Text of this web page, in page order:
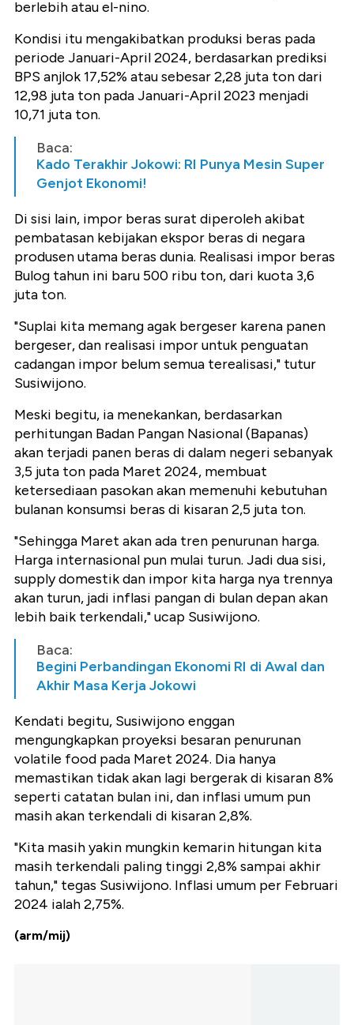
berlebih atau el-nino.
Kondisi itu mengakibatkan produksi beras pada
periode Januari-April 2024, berdasarkan prediksi
BPS anjlok 17,52% atau sebesar 2,28 juta ton dari
12,98 juta ton pada Januari-April 2023 menjadi
10,71 juta ton.
Baca:
Kado Terakhir Jokowi: RI Punya Mesin Super
Genjot Ekonomi!
Di sisi lain, impor beras surat diperoleh akibat
pembatasan kebijakan ekspor beras di negara
produsen utama beras dunia. Realisasi impor beras
Bulog tahun ini baru 500 ribu ton, dari kuota 3,6
juta ton.
"Suplai kita memang agak bergeser karena panen
bergeser, dan realisasi impor untuk penguatan
cadangan impor belum semua terealisasi," tutur
Susiwijono.
Meski begitu, ia menekankan, berdasarkan
perhitungan Badan Pangan Nasional (Bapanas)
akan terjadi panen beras di dalam negeri sebanyak
3,5 juta ton pada Maret 2024, membuat
ketersediaan pasokan akan memenuhi kebutuhan
bulanan konsumsi beras di kisaran 2,5 juta ton.
"Sehingga Maret akan ada tren penurunan harga.
Harga internasional pun mulai turun. Jadi dua sisi,
supply domestik dan impor kita harga nya trennya
akan turun, jadi inflasi pangan di bulan depan akan
lebih baik terkendali," ucap Susiwijono.
Baca:
Begini Perbandingan Ekonomi RI di Awal dan
Akhir Masa Kerja Jokowi
Kendati begitu, Susiwijono enggan
mengungkapkan proyeksi besaran penurunan
volatile food pada Maret 2024. Dia hanya
memastikan tidak akan lagi bergerak di kisaran 8%
seperti catatan bulan ini, dan inflasi umum pun
masih akan terkendali di kisaran 2,8%.
"Kita masih yakin mungkin kemarin hitungan kita
masih terkendali paling tinggi 2,8% sampai akhir
tahun," tegas Susiwijono. Inflasi umum per Februari
2024 ialah 2,75%.
(arm/mij)